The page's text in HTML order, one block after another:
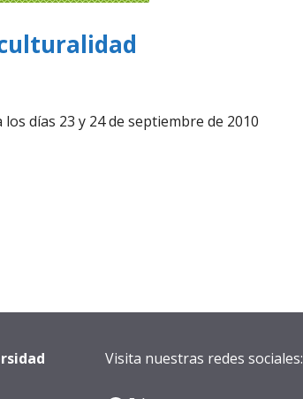
días 23 y 24 de septiembre de 2010
Visita nuestras redes sociales: